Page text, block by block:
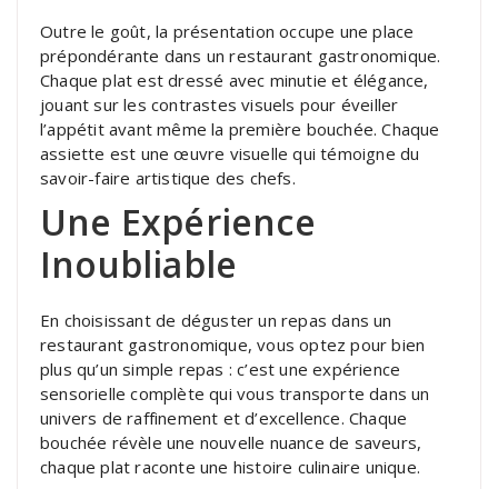
Outre le goût, la présentation occupe une place
prépondérante dans un restaurant gastronomique.
Chaque plat est dressé avec minutie et élégance,
jouant sur les contrastes visuels pour éveiller
l’appétit avant même la première bouchée. Chaque
assiette est une œuvre visuelle qui témoigne du
savoir-faire artistique des chefs.
Une Expérience
Inoubliable
En choisissant de déguster un repas dans un
restaurant gastronomique, vous optez pour bien
plus qu’un simple repas : c’est une expérience
sensorielle complète qui vous transporte dans un
univers de raffinement et d’excellence. Chaque
bouchée révèle une nouvelle nuance de saveurs,
chaque plat raconte une histoire culinaire unique.